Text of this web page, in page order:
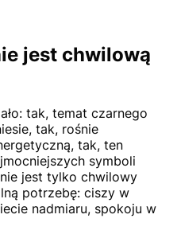
jest chwilową
tak, temat czarnego
tak, rośnie
tak, ten
symboli
jest tylko chwilowy
potrzebę: ciszy w
nadmiaru, spokoju w